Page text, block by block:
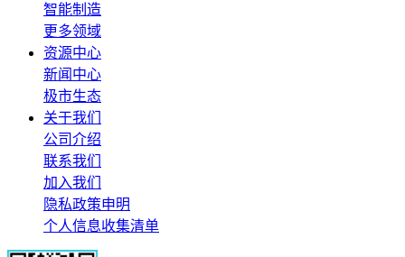
智能制造
更多领域
资源中心
新闻中心
极市生态
关于我们
公司介绍
联系我们
加入我们
隐私政策申明
个人信息收集清单